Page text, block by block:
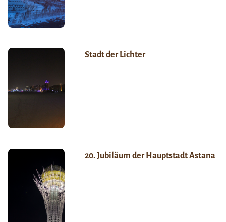
Stadt der Lichter
20. Jubiläum der Hauptstadt Astana